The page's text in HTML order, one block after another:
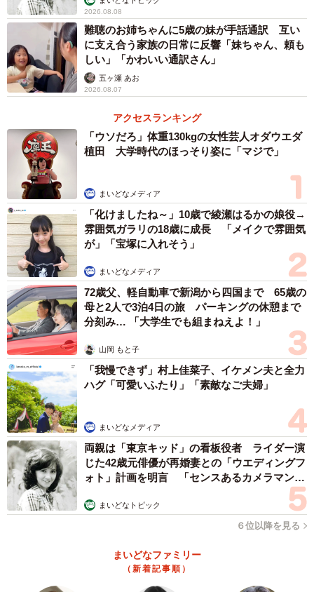
3/5
義母とのLINE画面（EMIさん提供）
娘が一生懸命描いた絵は親として本当にうれしく、貴重な
思い出となりました。
ーー絵についてお嬢さんとはなにかお話されましたか？
EMI：聞いたら「こんなママが理想だから」と言っていまし
た。
2026.08.08
難聴のお姉ちゃんに5歳の妹が手話通訳 互い
に支え合う家族の日常に反響「妹ちゃん、頼も
しい」「かわいい通訳さん」
五ヶ瀬 あお
2026.08.07
アクセスランキング
「ウソだろ」体重130kgの女性芸人オダウエダ
植田 大学時代のほっそり姿に「マジで」
まいどなメディア
「化けましたね～」10歳で綾瀬はるかの娘役→
雰囲気ガラリの18歳に成長 「メイクで雰囲気
が」「宝塚に入れそう」
まいどなメディア
72歳父、軽自動車で新潟から四国まで 65歳の
母と2人で3泊4日の旅 パーキングの休憩まで
分刻み… 「大学生でも組まねえよ！」
山岡 もと子
「我慢できず」村上佳菜子、イケメン夫と全力
ハグ「可愛いふたり」「素敵なご夫婦」
まいどなメディア
両親は「東京キッド」の看板役者 ライダー演
じた42歳元俳優が再婚妻との「ウエディングフ
ォト」計画を明言 「センスあるカメラマン求
まいどなトピック
６位以降を見る
まいどなファミリー
（新着記事順）